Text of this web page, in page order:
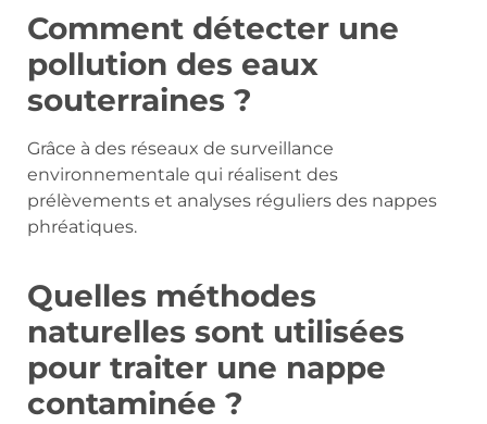
Comment détecter une
pollution des eaux
souterraines ?
Grâce à des réseaux de surveillance
environnementale qui réalisent des
prélèvements et analyses réguliers des nappes
phréatiques.
Quelles méthodes
naturelles sont utilisées
pour traiter une nappe
contaminée ?